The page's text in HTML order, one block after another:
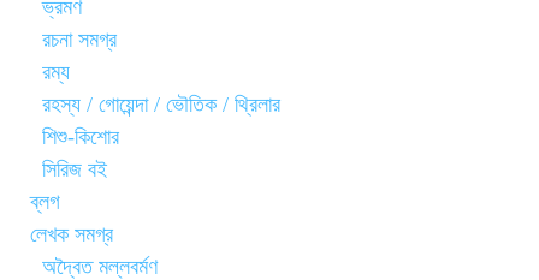
ভ্রমণ
রচনা সমগ্র
রম্য
রহস্য / গোয়েন্দা / ভৌতিক / থ্রিলার
শিশু-কিশোর
সিরিজ বই
ব্লগ
লেখক সমগ্র
অদ্বৈত মল্লবর্মণ